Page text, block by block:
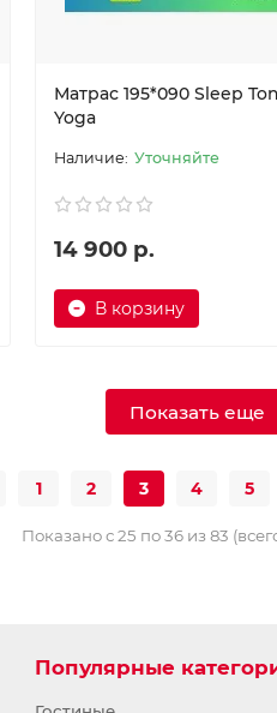
Матрас 195*090 Sleep
Yoga
Уточняйте
14 900 р.
В корзину
Показать еще
1 2 3 4 5
Показано с 25 по 36 из 83
Популярные